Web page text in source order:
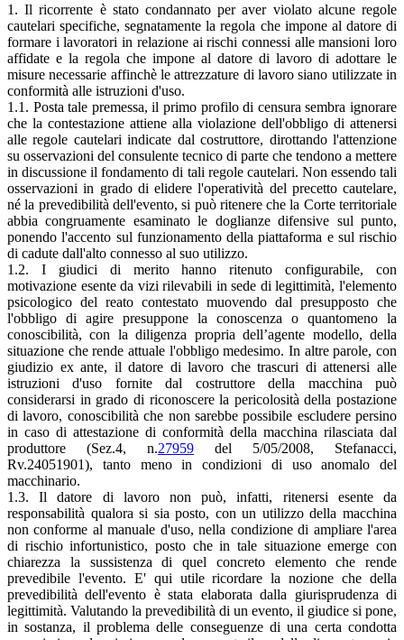
1. Il ricorrente è stato condannato per aver violato alcune regole
cautelari specifiche, segnatamente la regola che impone al datore di
formare i lavoratori in relazione ai rischi connessi alle mansioni loro
affidate e la regola che impone al datore di lavoro di adottare le
misure necessarie affinchè le attrezzature di lavoro siano utilizzate in
conformità alle istruzioni d'uso.
1.1. Posta tale premessa, il primo profilo di censura sembra ignorare
che la contestazione attiene alla violazione dell'obbligo di attenersi
alle regole cautelari indicate dal costruttore, dirottando l'attenzione
su osservazioni del consulente tecnico di parte che tendono a mettere
in discussione il fondamento di tali regole cautelari. Non essendo tali
osservazioni in grado di elidere l'operatività del precetto cautelare,
né la prevedibilità dell'evento, si può ritenere che la Corte territoriale
abbia congruamente esaminato le doglianze difensive sul punto,
ponendo l'accento sul funzionamento della piattaforma e sul rischio
di cadute dall'alto connesso al suo utilizzo.
1.2. I giudici di merito hanno ritenuto configurabile, con
motivazione esente da vizi rilevabili in sede di legittimità, l'elemento
psicologico del reato contestato muovendo dal presupposto che
l'obbligo di agire presuppone la conoscenza o quantomeno la
conoscibilità, con la diligenza propria dell’agente modello, della
situazione che rende attuale l'obbligo medesimo. In altre parole, con
giudizio ex ante, il datore di lavoro che trascuri di attenersi alle
istruzioni d'uso fornite dal costruttore della macchina può
considerarsi in grado di riconoscere la pericolosità della postazione
di lavoro, conoscibilità che non sarebbe possibile escludere persino
in caso di attestazione di conformità della macchina rilasciata dal
produttore (Sez.4, n.27959 del 5/05/2008, Stefanacci,
Rv.24051901), tanto meno in condizioni di uso anomalo del
macchinario.
1.3. Il datore di lavoro non può, infatti, ritenersi esente da
responsabilità qualora si sia posto, con un utilizzo della macchina
non conforme al manuale d'uso, nella condizione di ampliare l'area
di rischio infortunistico, posto che in tale situazione emerge con
chiarezza la sussistenza di quel concreto elemento che rende
prevedibile l'evento. E' qui utile ricordare la nozione che della
prevedibilità dell'evento è stata elaborata dalla giurisprudenza di
legittimità. Valutando la prevedibilità di un evento, il giudice si pone,
in sostanza, il problema delle conseguenze di una certa condotta